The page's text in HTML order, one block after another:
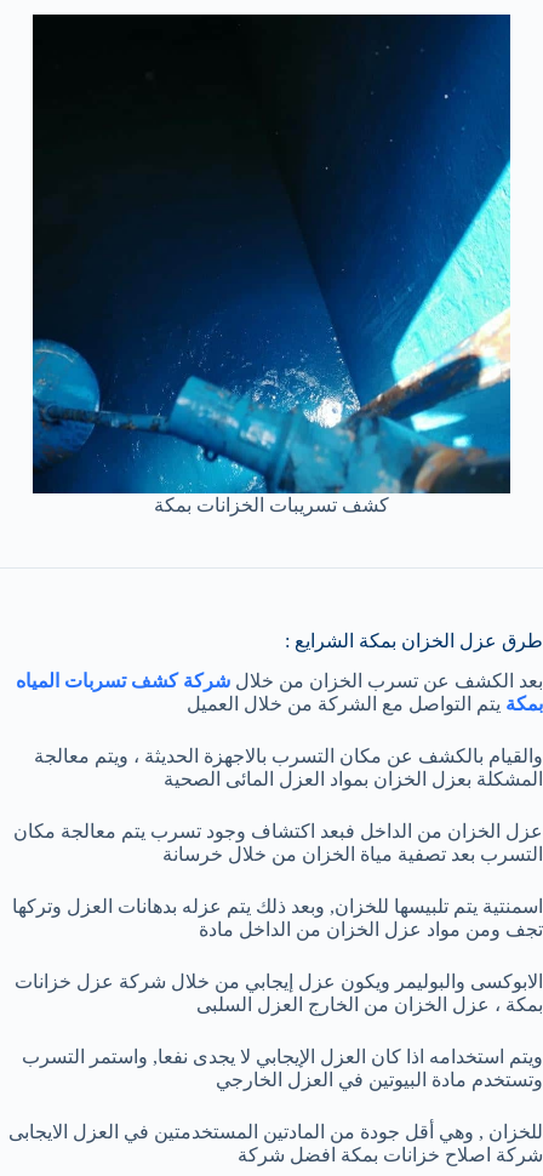
كشف تسريبات الخزانات بمكة
طرق عزل الخزان بمكة الشرايع :
بعد الكشف عن تسرب الخزان من خلال شركة كشف تسربات المياه
بمكة يتم التواصل مع الشركة من خلال العميل
والقيام بالكشف عن مكان التسرب بالاجهزة الحديثة ، ويتم معالجة
المشكلة بعزل الخزان بمواد العزل المائى الصحية
عزل الخزان من الداخل فبعد اكتشاف وجود تسرب يتم معالجة مكان
التسرب بعد تصفية مياة الخزان من خلال خرسانة
اسمنتية يتم تلبيسها للخزان, وبعد ذلك يتم عزله بدهانات العزل وتركها
تجف ومن مواد عزل الخزان من الداخل مادة
الابوكسى والبوليمر ويكون عزل إيجابي من خلال شركة عزل خزانات
بمكة ، عزل الخزان من الخارج العزل السلبى
ويتم استخدامه اذا كان العزل الإيجابي لا يجدى نفعا, واستمر التسرب
وتستخدم مادة البيوتين في العزل الخارجي
للخزان , وهي أقل جودة من المادتين المستخدمتين في العزل الايجابى
شركة اصلاح خزانات بمكة افضل شركة